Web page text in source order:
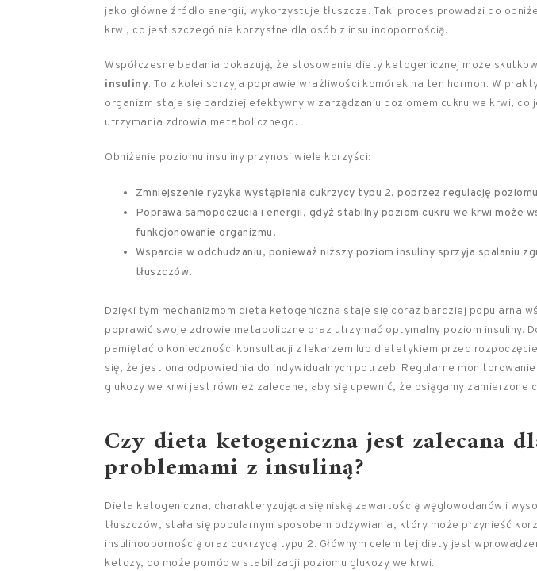
jako główne źródło energii, wykorzystuje tłuszcze. Taki proces prowadzi do
krwi, co jest szczególnie korzystne dla osób z insulinoopornością.
Współczesne badania pokazują, że stosowanie diety ketogenicznej może
insuliny. To z kolei sprzyja poprawie wrażliwości komórek na ten hormon. W
organizm staje się bardziej efektywny w zarządzaniu poziomem cukru we krwi, co
utrzymania zdrowia metabolicznego.
Obniżenie poziomu insuliny przynosi wiele korzyści:
Zmniejszenie ryzyka wystąpienia cukrzycy typu 2, poprzez regulację
Poprawa samopoczucia i energii, gdyż stabilny poziom cukru we krwi może
funkcjonowanie organizmu.
Wsparcie w odchudzaniu, ponieważ niższy poziom insuliny sprzyja spalaniu
tłuszczów.
Dzięki tym mechanizmom dieta ketogeniczna staje się coraz bardziej popularna
poprawić swoje zdrowie metaboliczne oraz utrzymać optymalny poziom insuliny.
pamiętać o konieczności konsultacji z lekarzem lub dietetykiem przed
się, że jest ona odpowiednia do indywidualnych potrzeb. Regularne
glukozy we krwi jest również zalecane, aby się upewnić, że osiągamy zamierzone
Czy dieta ketogeniczna jest zalecana
problemami z insuliną?
Dieta ketogeniczna, charakteryzująca się niską zawartością węglowodanów i
tłuszczów, stała się popularnym sposobem odżywiania, który może przynieść
insulinoopornością oraz cukrzycą typu 2. Głównym celem tej diety jest
ketozy, co może pomóc w stabilizacji poziomu glukozy we krwi.